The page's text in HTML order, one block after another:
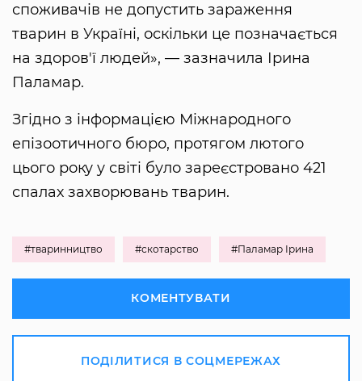
споживачів не допустить зараження
тварин в Україні, оскільки це позначається
на здоров'ї людей», — зазначила Ірина
Паламар.
Згідно з інформацією Міжнародного
епізоотичного бюро, протягом лютого
цього року у світі було зареєстровано 421
спалах захворювань тварин.
#тваринництво #скотарство #Паламар Ірина
КОМЕНТУВАТИ
ПОДІЛИТИСЯ В СОЦМЕРЕЖАХ